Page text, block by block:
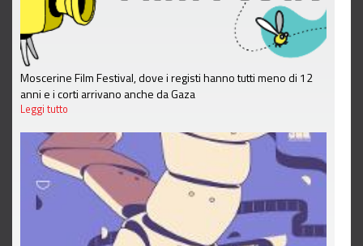
Moscerine Film Festival, dove i registi hanno tutti meno di 12
anni e i corti arrivano anche da Gaza
Leggi tutto